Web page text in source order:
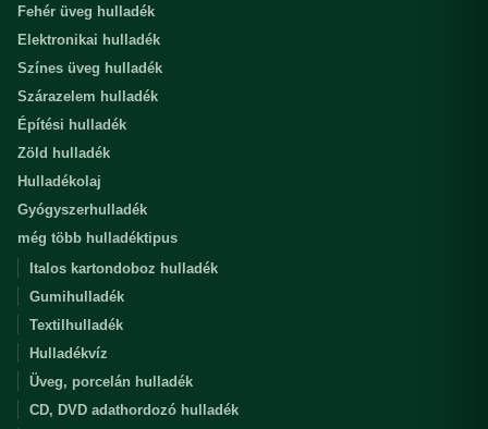
Fehér üveg hulladék
Elektronikai hulladék
Színes üveg hulladék
Szárazelem hulladék
Építési hulladék
Zöld hulladék
Hulladékolaj
Gyógyszerhulladék
még több hulladéktipus
Italos kartondoboz hulladék
Gumihulladék
Textilhulladék
Hulladékvíz
Üveg, porcelán hulladék
CD, DVD adathordozó hulladék